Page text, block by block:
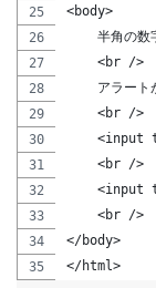
<body>
半角の数
    <br />
アラート
    <br />
<input
    <br />
<input
    <br />
</body>
</html>